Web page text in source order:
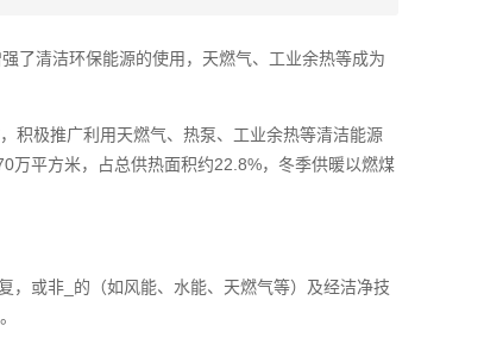
了清洁环保能源的使用，天燃气、工业余热等成为
积极推广利用天燃气、热泵、工业余热等清洁能源
万平方米，占总供热面积约22.8%，冬季供暖以燃煤
，或非_的（如风能、水能、天燃气等）及经洁净技